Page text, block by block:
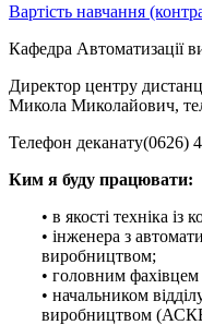
Вартість навчання
Кафедра Автоматизації
Директор центру
Микола Миколайович,
Телефон деканату(0626)
Ким я буду працювати:
• в якості техніка
• інженера з
виробництвом;
• головним фахівцем
• начальником
виробництвом